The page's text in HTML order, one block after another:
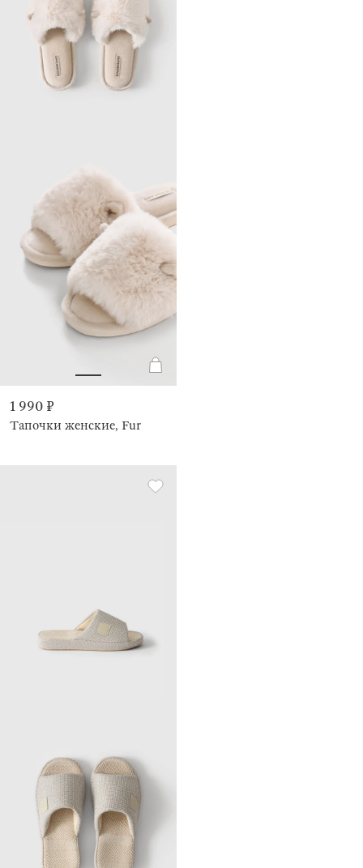
1 990 ₽
Тапочки женские, Fur